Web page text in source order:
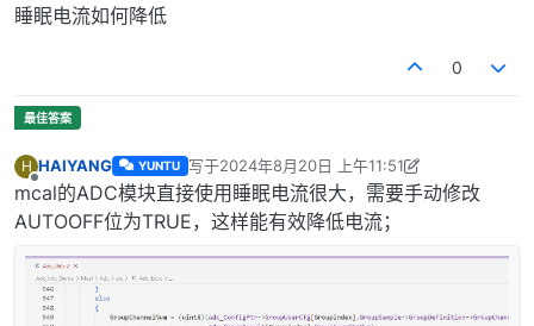
睡眠电流如何降低
0
H
离线
HAIYANG YUNTU 写于2024年8月20日 上午11:51
最后由 HAIYANG 编辑2024年8月20日 下午8:29
mcal的ADC模块直接使用睡眠电流很大，需要手动修改
AUTOOFF位为TRUE，这样能有效降低电流；